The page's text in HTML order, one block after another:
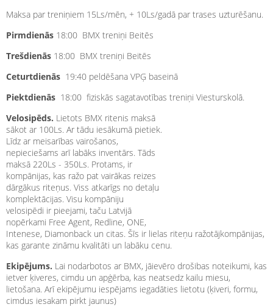
Maksa par treniņiem 15Ls/mēn, + 10Ls/gadā par trases uzturēšanu.
Pirmdienās 18:00 BMX treniņi Beitēs
Trešdienās 18:00 BMX treniņi Beitēs
Ceturtdienās 19:40 peldēšana VPĢ baseinā
Piektdienās 18:00 fiziskās sagatavotības treniņi Viesturskolā.
Velosipēds. Lietots BMX ritenis maksā
sākot ar 100Ls. Ar tādu iesākumā pietiek.
Līdz ar meisarības vairošanos,
nepieciešams arī labāks inventārs. Tāds
maksā 220Ls - 350Ls. Protams, ir
kompānijas, kas ražo pat vairākas reizes
dārgākus riteņus. Viss atkarīgs no detaļu
komplektācijas. Visu kompāniju
velosipēdi ir pieejami, taču Latvijā
nopērkami Free Agent, Redline, ONE,
Intenese, Diamonback un citas. Šīs ir lielas riteņu ražotājkompānijas,
kas garante zināmu kvalitāti un labāku cenu.
Ekipējums. Lai nodarbotos ar BMX, jāievēro drošibas noteikumi, kas
ietver ķiveres, cimdu un apģērba, kas neatsedz kailu miesu,
lietošana. Arī ekipējumu iespējams iegadāties lietotu (ķiveri, formu,
cimdus iesakam pirkt jaunus)